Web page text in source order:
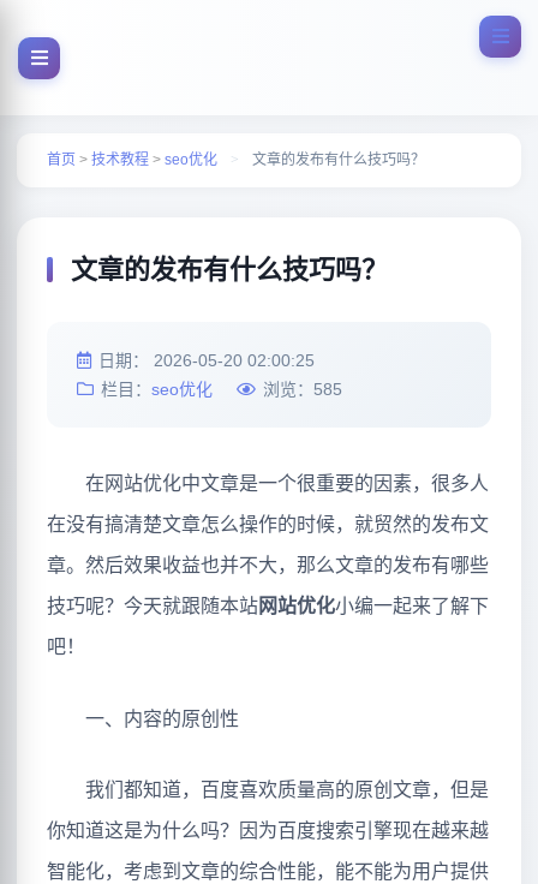
首页 > 技术教程 > seo优化 > 文章的发布有什么技巧吗？
文章的发布有什么技巧吗？
日期： 2026-05-20 02:00:25
栏目： seo优化 浏览： 585
在网站优化中文章是一个很重要的因素，很多人
在没有搞清楚文章怎么操作的时候，就贸然的发布文
章。然后效果收益也并不大，那么文章的发布有哪些
技巧呢？今天就跟随本站网站优化小编一起来了解下
吧！
一、内容的原创性
我们都知道，百度喜欢质量高的原创文章，但是
你知道这是为什么吗？因为百度搜索引擎现在越来越
智能化，考虑到文章的综合性能，能不能为用户提供